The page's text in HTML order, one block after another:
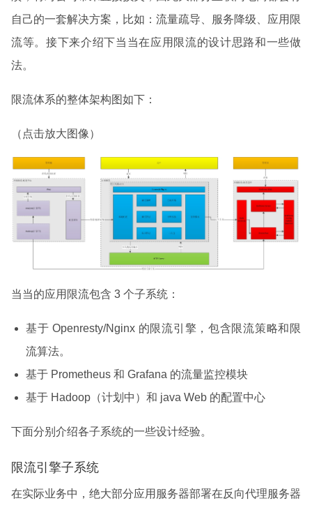
自己的一套解决方案，比如：流量疏导、服务降级、应用限
流等。接下来介绍下当当在应用限流的设计思路和一些做
法。
限流体系的整体架构图如下：
（点击放大图像）
当当的应用限流包含 3 个子系统：
基于 Openresty/Nginx 的限流引擎，包含限流策略和限
流算法。
基于 Prometheus 和 Grafana 的流量监控模块
基于 Hadoop（计划中）和 java Web 的配置中心
下面分别介绍各子系统的一些设计经验。
限流引擎子系统
在实际业务中，绝大部分应用服务器部署在反向代理服务器